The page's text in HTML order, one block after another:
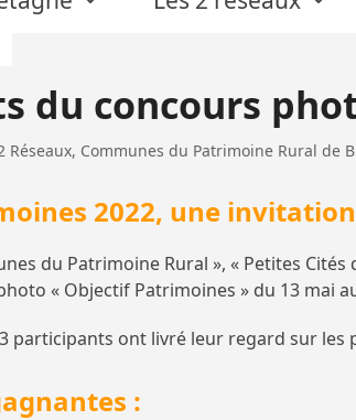
du concours
Réseaux, Communes du Patrimoine Rural de
2022, une
du Patrimoine Rural », « Petites
« Objectif Patrimoines » du 13 mai
participants ont livré leur regard sur
: